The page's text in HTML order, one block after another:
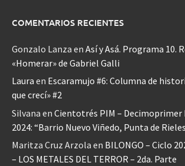
COMENTARIOS RECIENTES
Gonzalo Lanza en Así y Asá. Programa 10.
«Homerar» de Gabriel Galli
Laura en Escaramujo #6: Columna de
que crecí» #2
Silvana en Cientotrés PIM – Decimoprimer
2024: “Barrio Nuevo Viñedo, Punta de
Maritza Cruz Arzola en BILONGO – Ciclo
– LOS METALES DEL TERROR – 2da. Parte